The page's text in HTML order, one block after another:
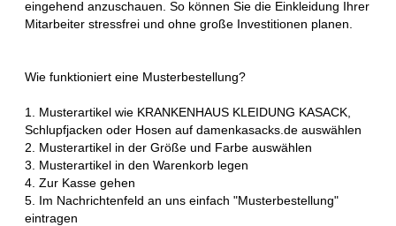
eingehend anzuschauen. So können Sie die Einkleidung Ihrer
Mitarbeiter stressfrei und ohne große Investitionen planen.
Wie funktioniert eine Musterbestellung?
1. Musterartikel wie KRANKENHAUS KLEIDUNG KASACK,
Schlupfjacken oder Hosen auf damenkasacks.de auswählen
2. Musterartikel in der Größe und Farbe auswählen
3. Musterartikel in den Warenkorb legen
4. Zur Kasse gehen
5. Im Nachrichtenfeld an uns einfach "Musterbestellung"
eintragen